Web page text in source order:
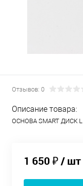
Отзывов: 0
Описание товара:
ОСНОВА SMART ДИСК L
1 650 ₽/ шт